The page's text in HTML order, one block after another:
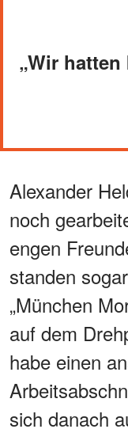
„ Wir
Alexander
noch
engen
standen
„München
auf dem
habe einen
sich danach